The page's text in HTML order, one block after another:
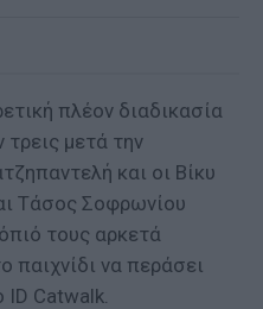
πλέον διαδικασία
τρεις μετά την
και οι Βίκυ
Τάσος Σοφρωνίου
τους αρκετά
να περάσει
ID Catwalk.